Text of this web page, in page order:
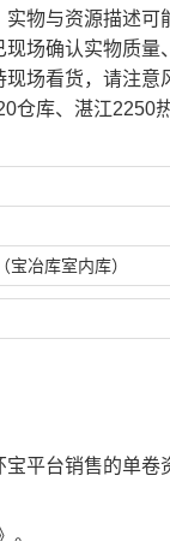
物与资源描述
场确认实物质
场看货，请注
仓库、湛江2250
宝冶库室内库）
平台销售的单卷
。